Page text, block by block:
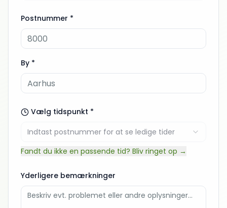
Postnummer *
By *
Vælg tidspunkt *
Indtast postnummer for at se ledige tider
Fandt du ikke en passende tid? Bliv ringet op →
Yderligere bemærkninger